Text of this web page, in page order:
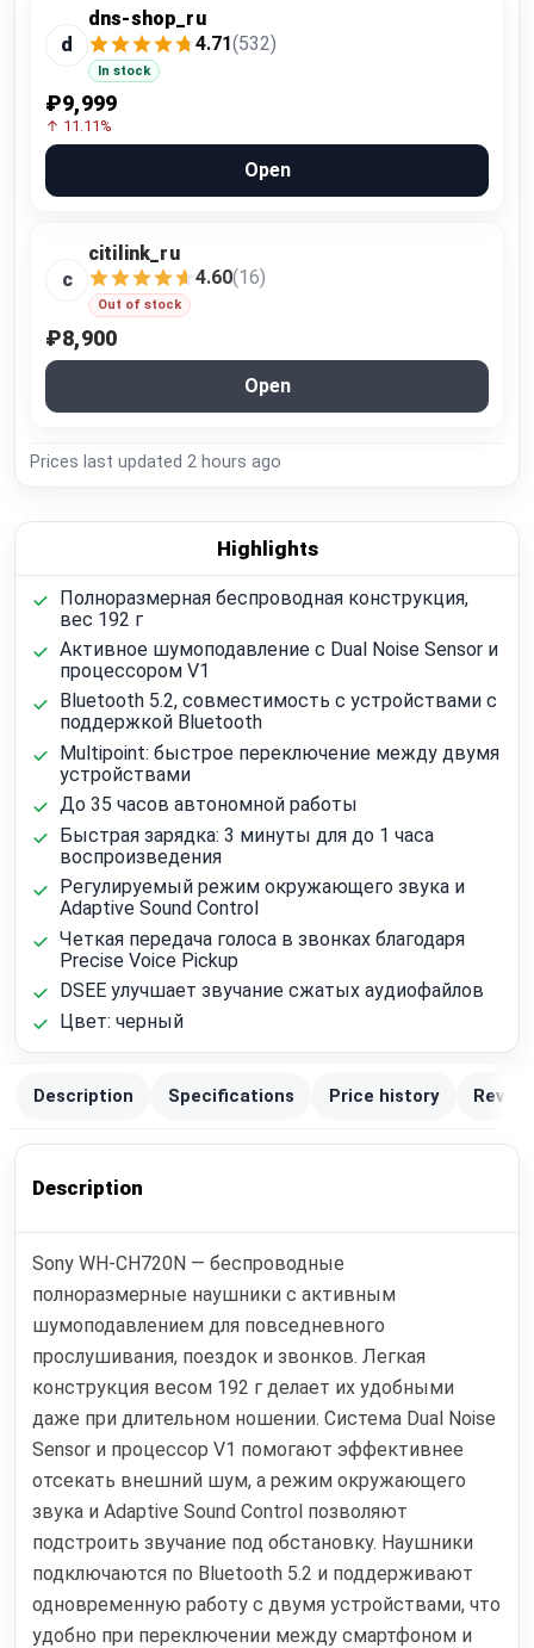
d
dns-shop_ru
4.71(532)
In stock
₽9,999
↑ 11.11%
Open
c
citilink_ru
4.60(16)
Out of stock
₽8,900
Open
Prices last updated 2 hours ago
Highlights
Полноразмерная беспроводная конструкция,
вес 192 г
Активное шумоподавление с Dual Noise Sensor и
процессором V1
Bluetooth 5.2, совместимость с устройствами с
поддержкой Bluetooth
Multipoint: быстрое переключение между двумя
устройствами
До 35 часов автономной работы
Быстрая зарядка: 3 минуты для до 1 часа
воспроизведения
Регулируемый режим окружающего звука и
Adaptive Sound Control
Четкая передача голоса в звонках благодаря
Precise Voice Pickup
DSEE улучшает звучание сжатых аудиофайлов
Цвет: черный
Description Specifications Price history
Description
Sony WH-CH720N — беспроводные
полноразмерные наушники с активным
шумоподавлением для повседневного
прослушивания, поездок и звонков. Легкая
конструкция весом 192 г делает их удобными
даже при длительном ношении. Система Dual Noise
Sensor и процессор V1 помогают эффективнее
отсекать внешний шум, а режим окружающего
звука и Adaptive Sound Control позволяют
подстроить звучание под обстановку. Наушники
подключаются по Bluetooth 5.2 и поддерживают
одновременную работу с двумя устройствами, что
удобно при переключении между смартфоном и